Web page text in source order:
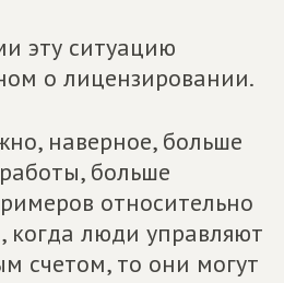
эту ситуацию
о лицензировании.
наверное, больше
больше
относительно
когда люди управляют
счетом, то они могут